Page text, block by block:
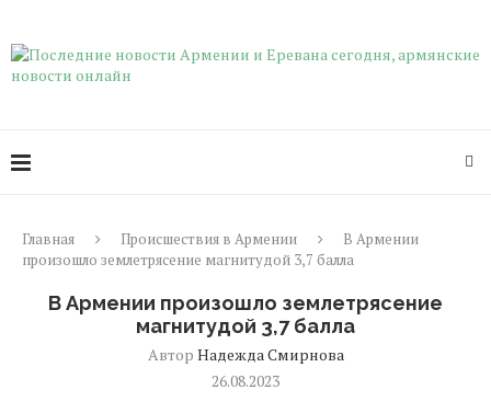
Главная Происшествия в Армении
В Армении
произошло землетрясение магнитудой 3,7 балла
В Армении произошло землетрясение
магнитудой 3,7 балла
Автор Надежда Смирнова
26.08.2023